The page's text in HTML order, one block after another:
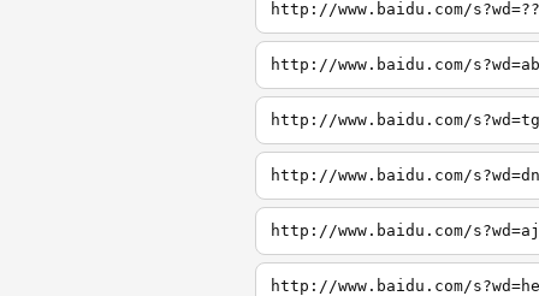
http://www.baidu.com/s?wd=??
http://www.baidu.com/s?wd=ab
http://www.baidu.com/s?wd=tg
http://www.baidu.com/s?wd=dn
http://www.baidu.com/s?wd=aj
http://www.baidu.com/